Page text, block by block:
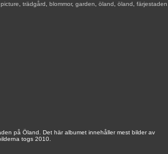
picture trädgård blommor, garden öland öland färjestaden
på Öland. Det här albumet innehåller mest bilder av
togs 2010.